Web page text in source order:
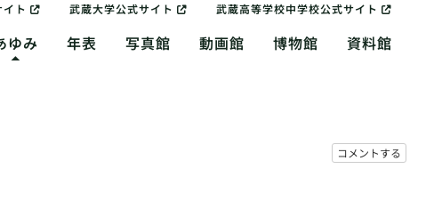
ト 武蔵大学公式サイト 武蔵高等学校中学校公式サイト
ゆみ 年表 写真館 動画館 博物館 資料館
コメントする